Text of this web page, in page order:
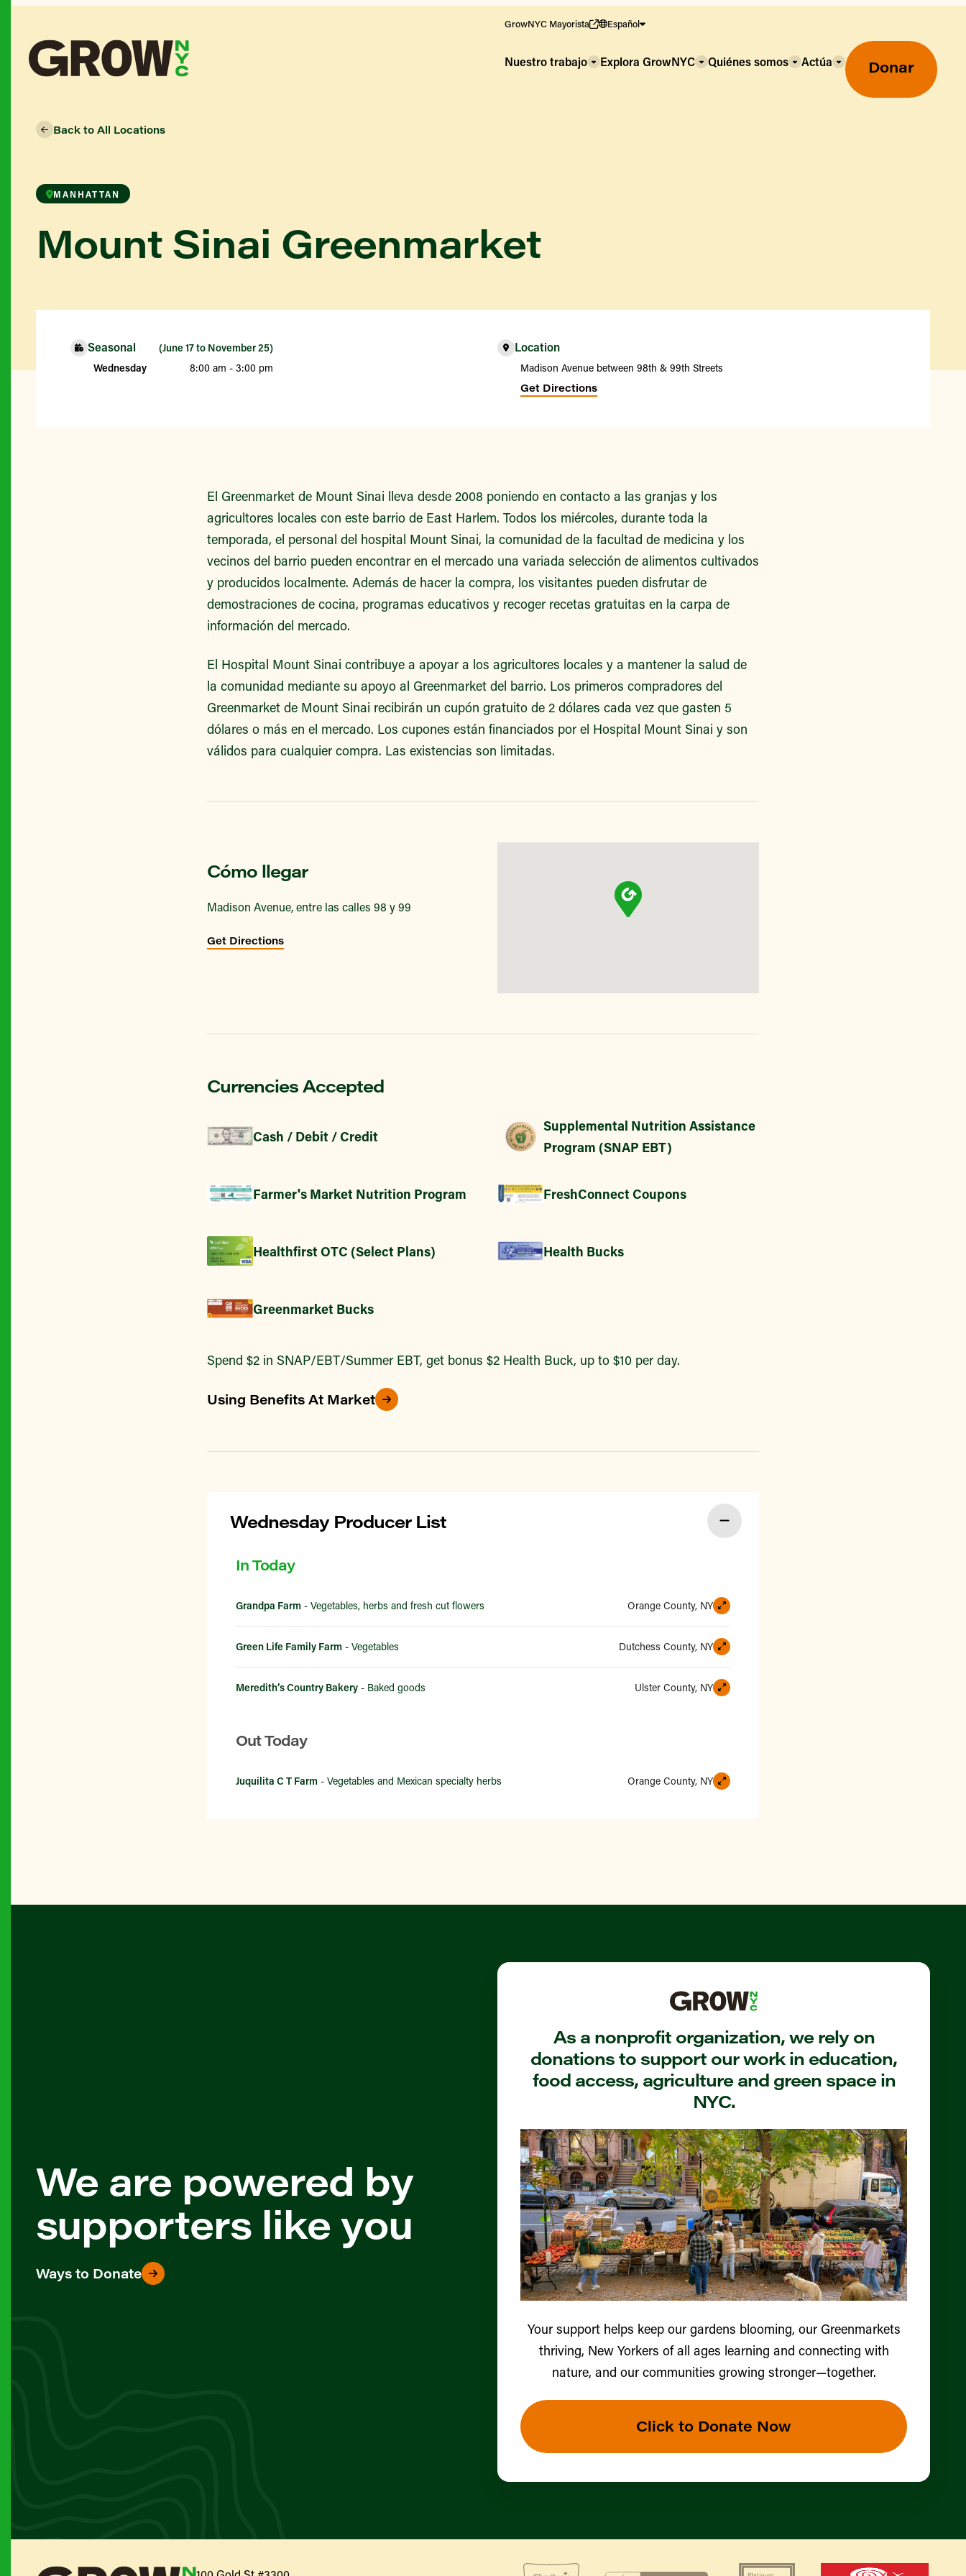
GrowNYC Mayorista Español
Nuestro trabajo
Uso de SNAP y beneficios
Explora GrowNYC Quiénes somos Actúa Donar
Back to All Locations
MANHATTAN
Mount Sinai Greenmarket
Seasonal
(June 17 to November 25)
Wednesday
8:00 am - 3:00 pm
Location
Madison Avenue between 98th & 99th Streets
Get Directions
El Greenmarket de Mount Sinai lleva desde 2008 poniendo en contacto a las granjas y los
agricultores locales con este barrio de East Harlem. Todos los miércoles, durante toda la
temporada, el personal del hospital Mount Sinai, la comunidad de la facultad de medicina y los
vecinos del barrio pueden encontrar en el mercado una variada selección de alimentos cultivados
y producidos localmente. Además de hacer la compra, los visitantes pueden disfrutar de
demostraciones de cocina, programas educativos y recoger recetas gratuitas en la carpa de
información del mercado.
El Hospital Mount Sinai contribuye a apoyar a los agricultores locales y a mantener la salud de
la comunidad mediante su apoyo al Greenmarket del barrio. Los primeros compradores del
Greenmarket de Mount Sinai recibirán un cupón gratuito de 2 dólares cada vez que gasten 5
dólares o más en el mercado. Los cupones están financiados por el Hospital Mount Sinai y son
válidos para cualquier compra. Las existencias son limitadas.
Cómo llegar
Madison Avenue, entre las calles 98 y 99
Get Directions
Currencies Accepted
Cash / Debit / Credit
Supplemental Nutrition Assistance
Program (SNAP EBT)
Farmer's Market Nutrition Program FreshConnect Coupons
Healthfirst OTC (Select Plans) Health Bucks
Greenmarket Bucks
Spend $2 in SNAP/EBT/Summer EBT, get bonus $2 Health Buck, up to $10 per day.
Using Benefits At Market
Wednesday Producer List
In Today
Grandpa Farm - Vegetables, herbs and fresh cut flowers Orange County, NY
Green Life Family Farm - Vegetables Dutchess County, NY
Meredith’s Country Bakery - Baked goods Ulster County, NY
Out Today
Juquilita C T Farm - Vegetables and Mexican specialty herbs Orange County, NY
We are powered by
supporters like you
Ways to Donate
As a nonprofit organization, we rely on
donations to support our work in education,
food access, agriculture and green space in
NYC.
Your support helps keep our gardens blooming, our Greenmarkets
thriving, New Yorkers of all ages learning and connecting with
nature, and our communities growing stronger—together.
Click to Donate Now